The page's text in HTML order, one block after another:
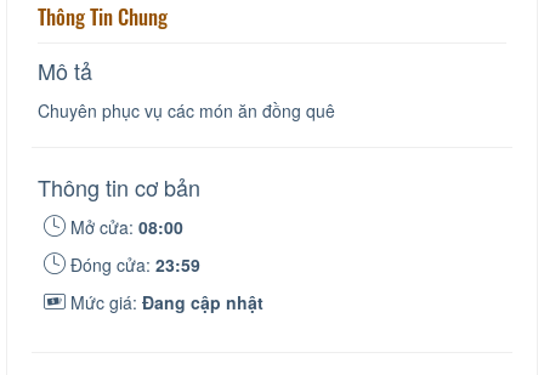
Thông Tin Chung
Mô tả
Chuyên phục vụ các món ăn đồng quê
Thông tin cơ bản
Mở cửa: 08:00
Đóng cửa: 23:59
Mức giá: Đang cập nhật